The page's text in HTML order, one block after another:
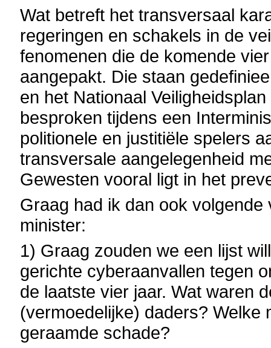
Wat betreft het transversaal
regeringen en schakels in de
fenomenen die de komende
aangepakt. Die staan
en het Nationaal
besproken tijdens een
politionele en justitiële spelers
transversale aangelegenheid
Gewesten vooral ligt in het
Graag had ik dan ook
minister:
1) Graag zouden we een lijst
gerichte cyberaanvallen tegen
de laatste vier jaar. Wat waren
(vermoedelijke) daders? Welke
geraamde schade?